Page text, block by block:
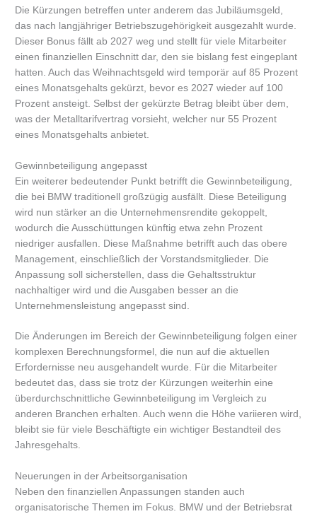
Die Kürzungen betreffen unter anderem das Jubiläumsgeld,
das nach langjähriger Betriebszugehörigkeit ausgezahlt wurde.
Dieser Bonus fällt ab 2027 weg und stellt für viele Mitarbeiter
einen finanziellen Einschnitt dar, den sie bislang fest eingeplant
hatten. Auch das Weihnachtsgeld wird temporär auf 85 Prozent
eines Monatsgehalts gekürzt, bevor es 2027 wieder auf 100
Prozent ansteigt. Selbst der gekürzte Betrag bleibt über dem,
was der Metalltarifvertrag vorsieht, welcher nur 55 Prozent
eines Monatsgehalts anbietet.
Gewinnbeteiligung angepasst
Ein weiterer bedeutender Punkt betrifft die Gewinnbeteiligung,
die bei BMW traditionell großzügig ausfällt. Diese Beteiligung
wird nun stärker an die Unternehmensrendite gekoppelt,
wodurch die Ausschüttungen künftig etwa zehn Prozent
niedriger ausfallen. Diese Maßnahme betrifft auch das obere
Management, einschließlich der Vorstandsmitglieder. Die
Anpassung soll sicherstellen, dass die Gehaltsstruktur
nachhaltiger wird und die Ausgaben besser an die
Unternehmensleistung angepasst sind.
Die Änderungen im Bereich der Gewinnbeteiligung folgen einer
komplexen Berechnungsformel, die nun auf die aktuellen
Erfordernisse neu ausgehandelt wurde. Für die Mitarbeiter
bedeutet das, dass sie trotz der Kürzungen weiterhin eine
überdurchschnittliche Gewinnbeteiligung im Vergleich zu
anderen Branchen erhalten. Auch wenn die Höhe variieren wird,
bleibt sie für viele Beschäftigte ein wichtiger Bestandteil des
Jahresgehalts.
Neuerungen in der Arbeitsorganisation
Neben den finanziellen Anpassungen standen auch
organisatorische Themen im Fokus. BMW und der Betriebsrat